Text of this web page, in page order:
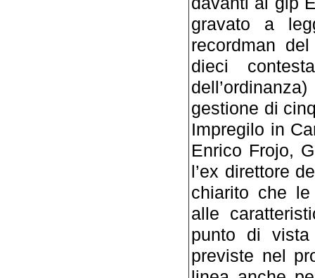
gravato a
recordman
dieci
gestione di
Impregilo in
Enrico Frojo,
l’ex direttore
chiarito che le
alle
punto di
previste nel